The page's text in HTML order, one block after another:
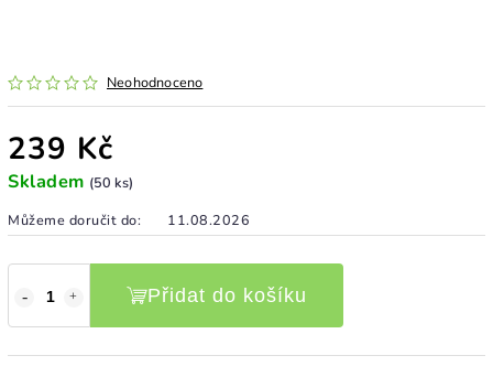
Neohodnoceno
239 Kč
Skladem (50 ks)
Můžeme doručit do:
11.08.2026
Přidat do košíku